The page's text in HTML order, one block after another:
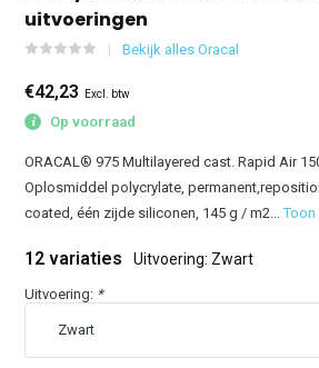
uitvoeringen
Bekijk alles Oracal
€42,23 Excl. btw
Op voorraad
ORACAL® 975 Multilayered cast. Rapid Air
Oplosmiddel polycrylate,
coated, één zijde siliconen, 145 g / m2...
12 variaties Uitvoering: Zwart
Uitvoering: *